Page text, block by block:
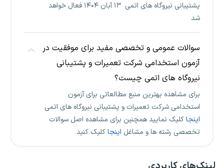
پشتیبانی نیروگاه های اتمی ۱۳ آبان ۱۴۰۴ فعال خواهد
شد
سوالات عمومی و تخصصی مفید برای موفقیت در
آزمون استخدامی شرکت تعمیرات و پشتیبانی
نیروگاه های اتمی چیست؟
برای مشاهده بهترین منبع مطالعاتی برای آزمون
استخدامی شرکت تعمیرات و پشتیبانی نیروگاه های اتمی
اینجاکلیک نمایید همچنین برای مشاهده اصل سوالات
تخصصی رشته ها و مشاغل اینجاکلیک کنید